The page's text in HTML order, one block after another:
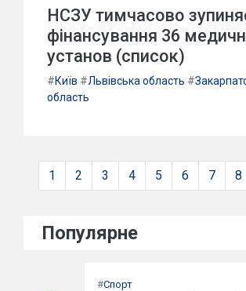
НСЗУ тимчасово
фінансування 36
установ (список)
#Київ #Львівська область #
область
1 2 3 4 5 6 7 8
Популярне
#Спорт